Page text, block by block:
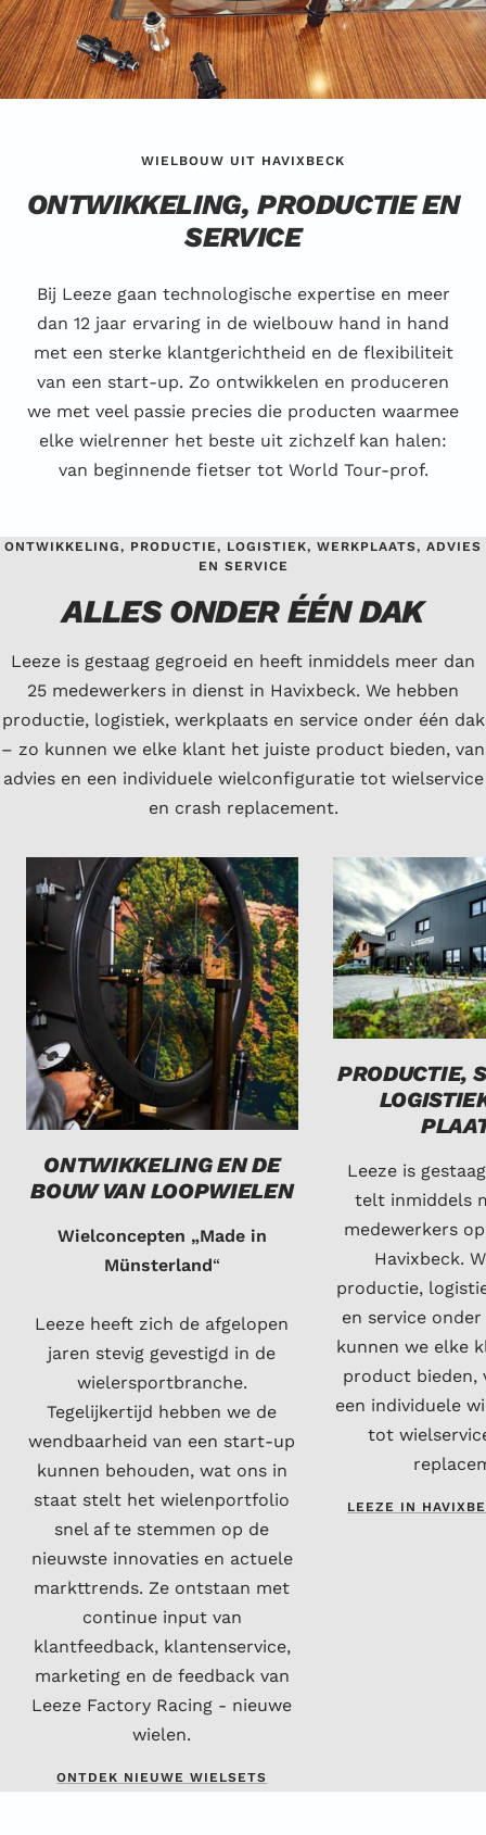
WIELBOUW UIT HAVIXBECK
ONTWIKKELING, PRODUCTIE EN
SERVICE
Bij Leeze gaan technologische expertise en meer
dan 12 jaar ervaring in de wielbouw hand in hand
met een sterke klantgerichtheid en de flexibiliteit
van een start-up. Zo ontwikkelen en produceren
we met veel passie precies die producten waarmee
elke wielrenner het beste uit zichzelf kan halen:
van beginnende fietser tot World Tour-prof.
ONTWIKKELING, PRODUCTIE, LOGISTIEK, WERKPLAATS, ADVIES
EN SERVICE
ALLES ONDER ÉÉN DAK
Leeze is gestaag gegroeid en heeft inmiddels meer dan
25 medewerkers in dienst in Havixbeck. We hebben
productie, logistiek, werkplaats en service onder één dak
– zo kunnen we elke klant het juiste product bieden, van
advies en een individuele wielconfiguratie tot wielservice
en crash replacement.
ONTWIKKELING EN DE
BOUW VAN LOOPWIELEN
Wielconcepten „Made in
Münsterland“
Leeze heeft zich de afgelopen
jaren stevig gevestigd in de
wielersportbranche.
Tegelijkertijd hebben we de
wendbaarheid van een start-up
kunnen behouden, wat ons in
staat stelt het wielenportfolio
snel af te stemmen op de
nieuwste innovaties en actuele
markttrends. Ze ontstaan met
continue input van
klantfeedback, klantenservice,
marketing en de feedback van
Leeze Factory Racing - nieuwe
wielen.
ONTDEK NIEUWE WIELSETS
PRODUCTIE,
Leeze is
telt inmiddels
medewerkers
Havixbeck.
productie,
en service
kunnen we elke
product bieden,
een individuele
tot
LEEZE IN